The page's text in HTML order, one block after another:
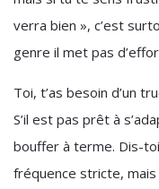
verra bien », c’est
genre il met pas
Toi, t’as besoin d’un
S’il est pas prêt à
bouffer à terme. Dis-
fréquence stricte,